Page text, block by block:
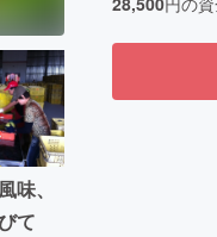
、
て